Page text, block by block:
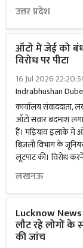
उत्तर प्रदेश
ऑटो में जेई को
विरोध पर पीटा
16 Jul 2026
Indrabhushan
कार्यालय संवाददाता,
ऑटो सवार बदमाश
हैं। मड़ियांव इलाके में
बिजली विभाग के
लूटपाट की। विरोध
लखनऊ
Lucknow
लौट रहे लोगों
की जांच